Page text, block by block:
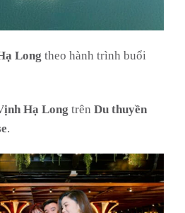
Long theo hành trình buổi
Hạ Long trên Du thuyền
.